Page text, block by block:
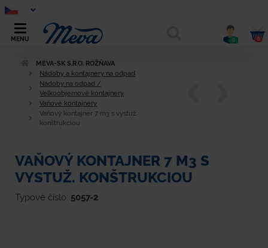
MENU 0 0
MEVA-SK S.R.O. ROŽŇAVA
Nádoby a kontajnery na odpad
Nádoby na odpad /
Veľkoobjemové kontajnery
Vaňové kontajnery
Vaňový kontajner 7 m3 s vystuž.
konštrukciou
VAŇOVÝ KONTAJNER 7 M3 S
VYSTUŽ. KONŠTRUKCIOU
Typové číslo: 5057-2